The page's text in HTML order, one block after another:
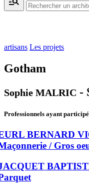
artisans Les projets
Gotham
Sophie MALRIC -
Professionnels ayant
BERNARD
/ Gros